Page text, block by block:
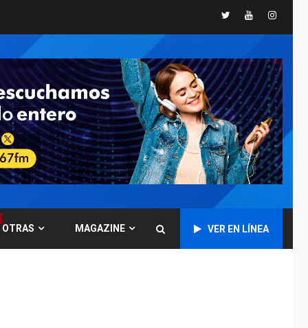
TwitterYoutube
OTRAS MAGAZINE VER EN LÍNEA
7
GUERRA EN EL MUNDO
Ucrania y Rusia
intensifican
ofensivas de largo
alcance
NACIONALES
TITULARES
ÚLTIMA HORA
Instalan carpas
metálicas como
terminales
Aeropuerto de